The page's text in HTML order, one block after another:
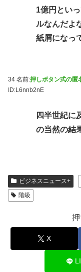
1億円とい
ルなんだよ
紙屑になっ
34 名前:押しボタン式の匿
ID:L6nnb2nE
四半世紀に
の当然の結
ビジネスニュース+
階級
X